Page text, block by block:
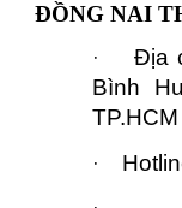
ĐỒNG NAI
·
Địa
Bình
TP.HCM
·